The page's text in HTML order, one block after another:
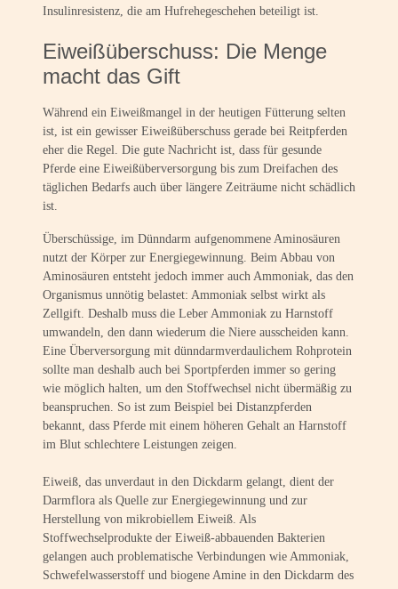
Insulinresistenz, die am Hufrehegeschehen beteiligt ist.
Eiweißüberschuss: Die Menge
macht das Gift
Während ein Eiweißmangel in der heutigen Fütterung selten
ist, ist ein gewisser Eiweißüberschuss gerade bei Reitpferden
eher die Regel. Die gute Nachricht ist, dass für gesunde
Pferde eine Eiweißüberversorgung bis zum Dreifachen des
täglichen Bedarfs auch über längere Zeiträume nicht schädlich
ist.
Überschüssige, im Dünndarm aufgenommene Aminosäuren
nutzt der Körper zur Energiegewinnung. Beim Abbau von
Aminosäuren entsteht jedoch immer auch Ammoniak, das den
Organismus unnötig belastet: Ammoniak selbst wirkt als
Zellgift. Deshalb muss die Leber Ammoniak zu Harnstoff
umwandeln, den dann wiederum die Niere ausscheiden kann.
Eine Überversorgung mit dünndarmverdaulichem Rohprotein
sollte man deshalb auch bei Sportpferden immer so gering
wie möglich halten, um den Stoffwechsel nicht übermäßig zu
beanspruchen. So ist zum Beispiel bei Distanzpferden
bekannt, dass Pferde mit einem höheren Gehalt an Harnstoff
im Blut schlechtere Leistungen zeigen.
Eiweiß, das unverdaut in den Dickdarm gelangt, dient der
Darmflora als Quelle zur Energiegewinnung und zur
Herstellung von mikrobiellem Eiweiß. Als
Stoffwechselprodukte der Eiweiß-abbauenden Bakterien
gelangen auch problematische Verbindungen wie Ammoniak,
Schwefelwasserstoff und biogene Amine in den Dickdarm des